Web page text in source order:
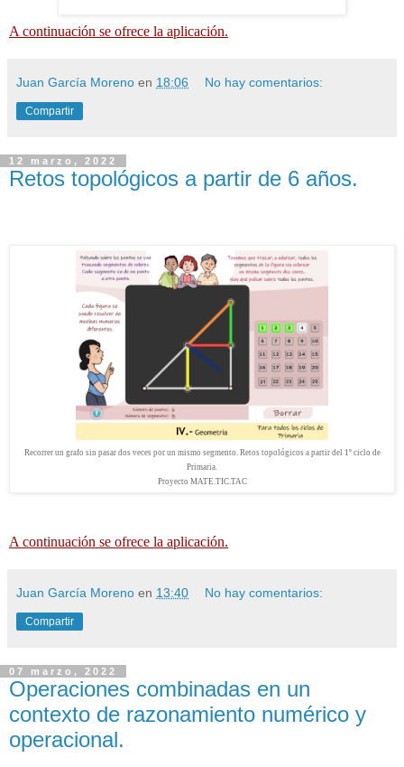
A continuación se ofrece la aplicación.
Juan García Moreno en 18:06 No hay comentarios:
Compartir
12 marzo, 2022
Retos topológicos a partir de 6 años.
Recorrer un grafo sin pasar dos veces por un mismo segmento. Retos topológicos a partir del 1º ciclo de
Primaria.
Proyecto MATE.TIC.TAC
A continuación se ofrece la aplicación.
Juan García Moreno en 13:40 No hay comentarios:
Compartir
07 marzo, 2022
Operaciones combinadas en un
contexto de razonamiento numérico y
operacional.